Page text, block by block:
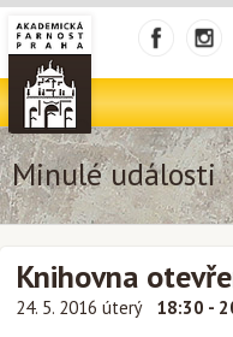
Minulé události
Knihovna
24. 5. 2016 úterý 18:30 -